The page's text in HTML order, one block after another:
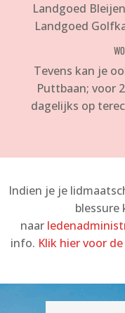
Landgoed
Landgoed
Tevens kan je
Puttbaan; voor
dagelijks op
Indien je je
blessure
naar
info. Klik hier voor